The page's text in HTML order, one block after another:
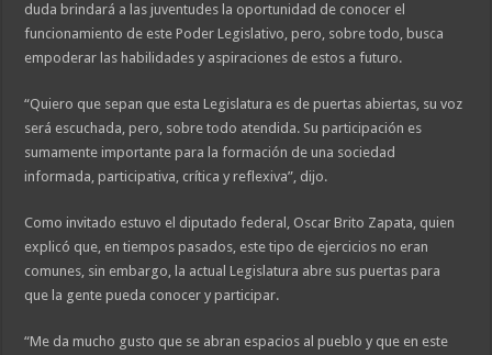
duda brindará a las juventudes la oportunidad de conocer el
funcionamiento de este Poder Legislativo, pero, sobre todo, busca
empoderar las habilidades y aspiraciones de estos a futuro.
“Quiero que sepan que esta Legislatura es de puertas abiertas, su voz
será escuchada, pero, sobre todo atendida. Su participación es
sumamente importante para la formación de una sociedad
informada, participativa, crítica y reflexiva”, dijo.
Como invitado estuvo el diputado federal, Oscar Brito Zapata, quien
explicó que, en tiempos pasados, este tipo de ejercicios no eran
comunes, sin embargo, la actual Legislatura abre sus puertas para
que la gente pueda conocer y participar.
“Me da mucho gusto que se abran espacios al pueblo y que en este